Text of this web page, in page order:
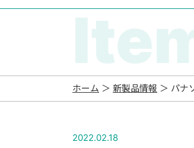
ホーム ＞ 新製品情報 ＞ パナ
2022.02.18